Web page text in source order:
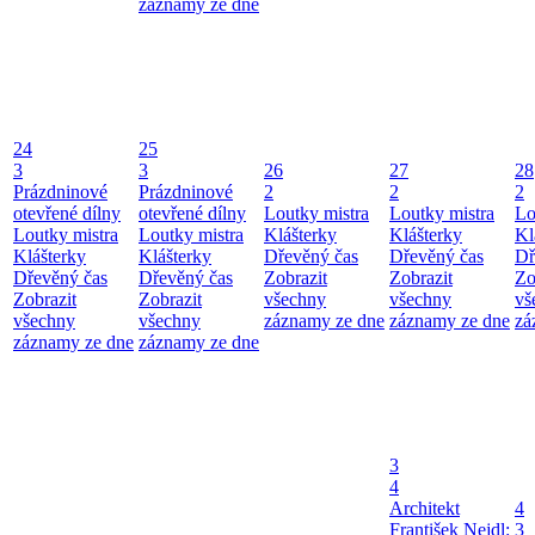
záznamy ze dne
24
3
Prázdninové
otevřené dílny
Loutky mistra
Klášterky
Dřevěný čas
Zobrazit
všechny
záznamy ze dne
25
3
Prázdninové
otevřené dílny
Loutky mistra
Klášterky
Dřevěný čas
Zobrazit
všechny
záznamy ze dne
26
2
Loutky mistra
Klášterky
Dřevěný čas
Zobrazit
všechny
záznamy ze dne
27
2
Loutky mistra
Klášterky
Dřevěný čas
Zobrazit
všechny
záznamy ze dne
28
2
3
4
Architekt
František Nejdl:
4
3